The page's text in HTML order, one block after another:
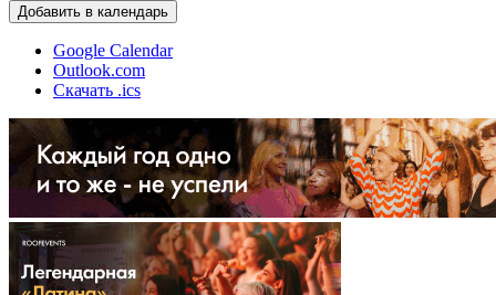
Добавить в календарь
Google Calendar
Outlook.com
Скачать .ics